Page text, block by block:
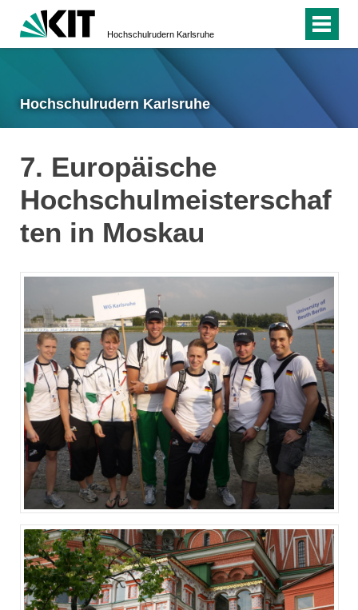
Hochschulrudern Karlsruhe
Hochschulrudern Karlsruhe
7. Europäische
Hochschulmeisterschaf
ten in Moskau